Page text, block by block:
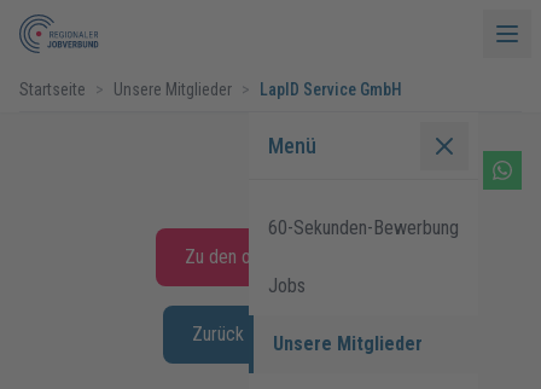
Startseite > Unsere Mitglieder > LapID Service GmbH
Menü
60-Sekunden-Bewerbung
Jobs
Unsere Mitglieder
Zu den offenen Stellen
Zurück zur Übersicht